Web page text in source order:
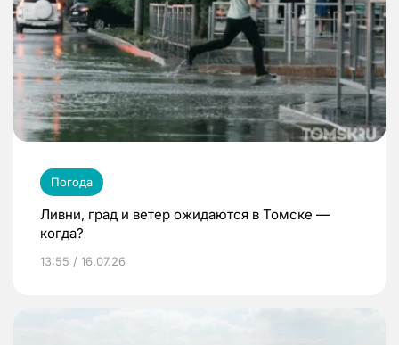
Погода
Ливни, град и ветер ожидаются в Томске —
когда?
13:55 / 16.07.26